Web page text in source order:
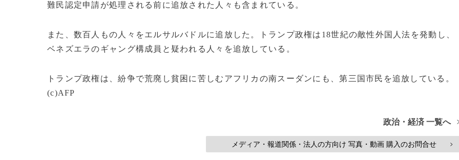
難民認定申請が処理される前に追放された人々も含まれている。
また、数百人もの人々をエルサルバドルに追放した。トランプ政権は18世紀の敵性外国人法を発動し、
ベネズエラのギャング構成員と疑われる人々を追放している。
トランプ政権は、紛争で荒廃し貧困に苦しむアフリカの南スーダンにも、第三国市民を追放している。
(c)AFP
政治・経済 一覧へ
メディア・報道関係・法人の方向け 写真・動画 購入のお問合せ >